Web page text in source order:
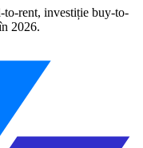
rent, investiție buy-to-
2026.